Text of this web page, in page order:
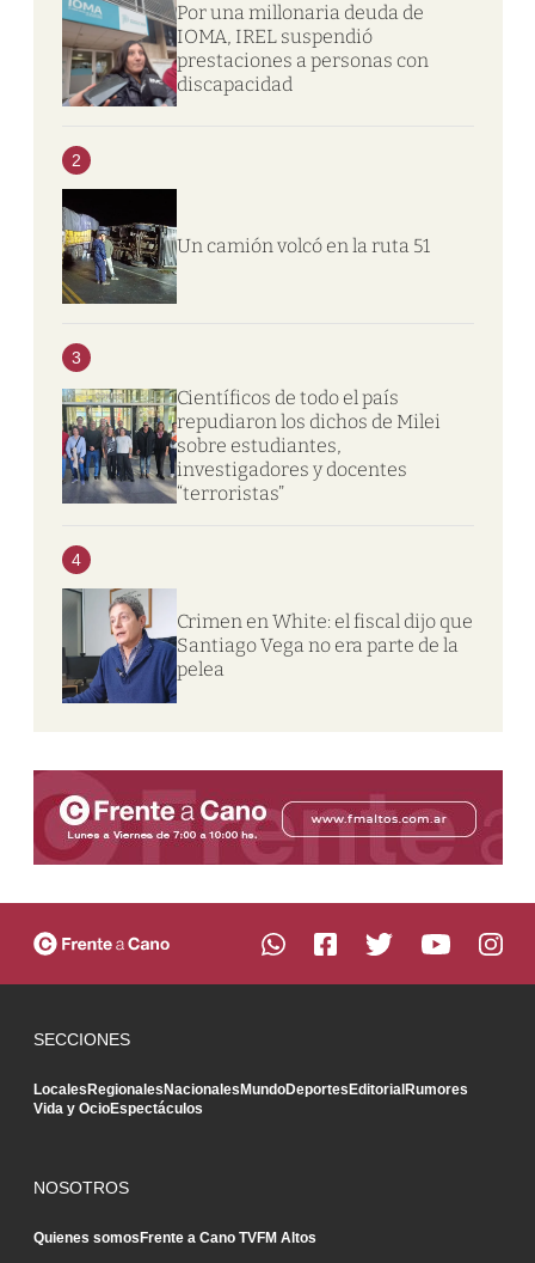
Por una millonaria deuda de
IOMA, IREL suspendió
prestaciones a personas con
discapacidad
2
Un camión volcó en la ruta 51
3
Científicos de todo el país
repudiaron los dichos de Milei
sobre estudiantes,
investigadores y docentes
“terroristas”
4
Crimen en White: el fiscal dijo que
Santiago Vega no era parte de la
pelea
SECCIONES
Locales Regionales Nacionales MundoDeportes Editorial Rumores
Vida y OcioEspectáculos
NOSOTROS
Quienes somos Frente a Cano TVFM Altos